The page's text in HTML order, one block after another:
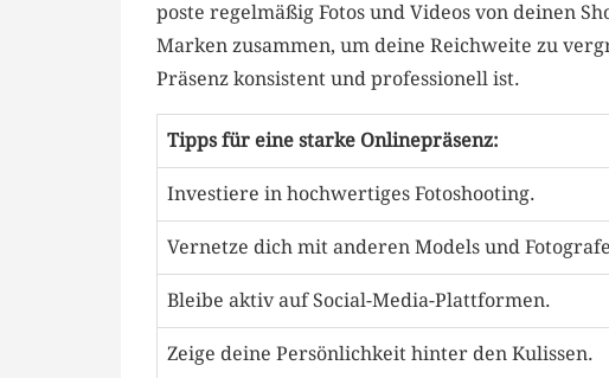
poste regelmäßig ‍Fotos und Videos von ​deinen
Marken zusammen, um deine Reichweite zu
Präsenz⁢ konsistent und professionell ist.
Tipps für ⁣eine starke Onlinepräsenz:
Investiere ​in hochwertiges Fotoshooting.
Vernetze dich ⁣mit anderen ⁣Models und
Bleibe aktiv auf Social-Media-Plattformen.
Zeige deine Persönlichkeit ​hinter den⁤ Kulissen.